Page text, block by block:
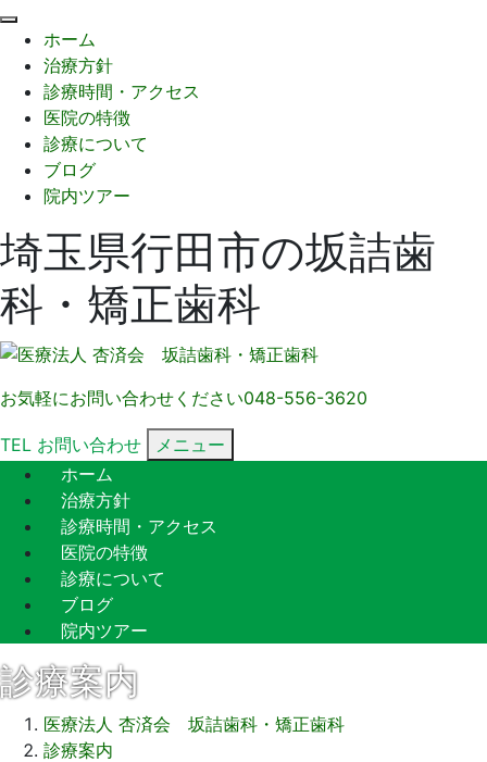
ホーム
治療方針
診療時間・アクセス
医院の特徴
診療について
ブログ
院内ツアー
埼玉県行田市の坂詰歯
科・矯正歯科
お気軽にお問い合わせください048-556-3620
TEL お問い合わせ
メニュー
ホーム
治療方針
診療時間・アクセス
医院の特徴
診療について
ブログ
院内ツアー
診療案内
医療法人 杏済会 坂詰歯科・矯正歯科
診療案内